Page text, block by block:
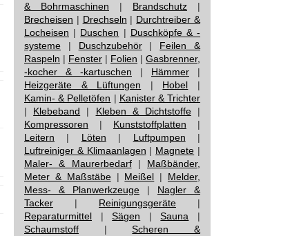
& Bohrmaschinen | Brandschutz |
Brecheisen | Drechseln | Durchtreiber &
Locheisen | Duschen | Duschköpfe & -
systeme | Duschzubehör| Feilen &
Raspeln | Fenster | Folien | Gasbrenner,
-kocher & -kartuschen | Hämmer |
Heizgeräte & Lüftungen | Hobel |
Kamin- & Pelletöfen | Kanister & Trichter
| Klebeband | Kleben & Dichtstoffe|
Kompressoren | Kunststoffplatten |
Leitern | Löten | Luftpumpen |
Luftreiniger & Klimaanlagen | Magnete |
Maler- & Maurerbedarf| Maßbänder,
Meter & Maßstäbe| Meißel | Melder,
Mess- & Planwerkzeuge | Nagler &
Tacker | Reinigungsgeräte |
Reparaturmittel |Sägen |Sauna |
Schaumstoff |Scheren &